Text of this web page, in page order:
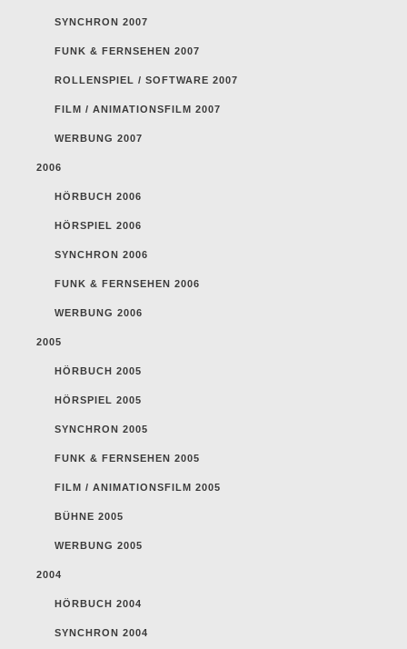
SYNCHRON 2007
FUNK & FERNSEHEN 2007
ROLLENSPIEL / SOFTWARE 2007
FILM / ANIMATIONSFILM 2007
WERBUNG 2007
2006
HÖRBUCH 2006
HÖRSPIEL 2006
SYNCHRON 2006
FUNK & FERNSEHEN 2006
WERBUNG 2006
2005
HÖRBUCH 2005
HÖRSPIEL 2005
SYNCHRON 2005
FUNK & FERNSEHEN 2005
FILM / ANIMATIONSFILM 2005
BÜHNE 2005
WERBUNG 2005
2004
HÖRBUCH 2004
SYNCHRON 2004